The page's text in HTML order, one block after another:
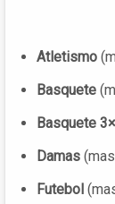
Atletismo
Basquete
Basquete
Damas
Futebol